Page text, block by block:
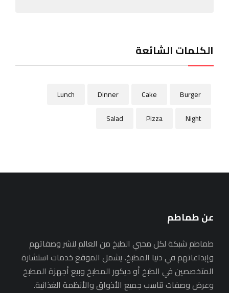
الكلمات الشائعة
Burger
Cake
Dinner
Lunch
Night
Pizza
Salad
عن طماطم
طماطم شبكة لكل محبي الطبخ من العالم لنشر وصفاتهم
وإبداعاتهم في دنيا المطبخ. يشمل الموقع خدمات استشارة
المتخصصين في الطبخ أو ديكور المطبخ وبيع أجهزة المطبخ
وعرض وصفات تناسب جميع الأذواق والأنظمة الغذائية.